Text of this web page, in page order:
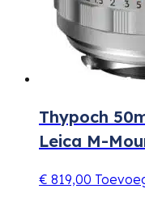
Thypoch
Leica M-
€ 819,00